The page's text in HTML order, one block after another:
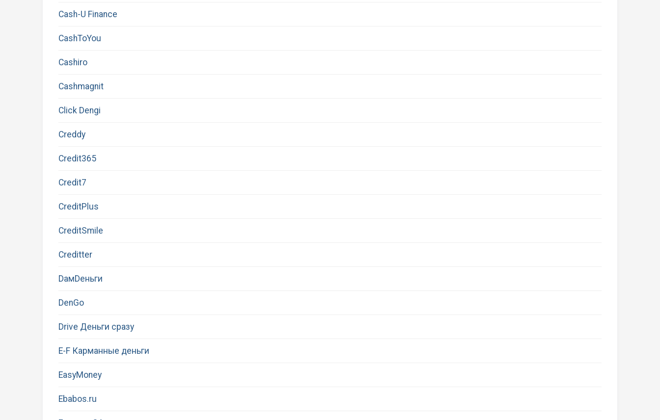
Cash-U Finance
CashToYou
Cashiro
Cashmagnit
Click Dengi
Creddy
Credit365
Credit7
CreditPlus
CreditSmile
Creditter
DaмDeньги
DenGo
Drive Деньги сразу
E-F Карманные деньги
EasyMoney
Ebabos.ru